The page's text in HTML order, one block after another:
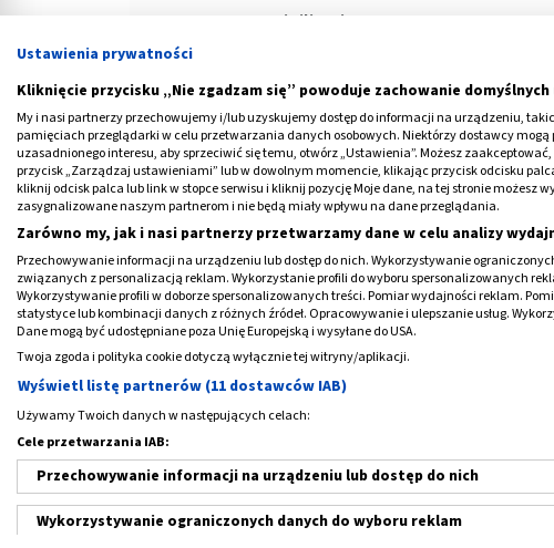
Kompot na Wigilię nie z suszu
Medme poleca
Zielnik Świata Mniszek
lekarski, zioła do
zaparzania w saszetkach,
L`Angelica Świeży Oddech,
pasta do zębów, z papają,
75 ml
‹
Ustawienia prywatności
Kliknięcie przycisku „Nie zgadzam się” powoduje zachowanie
My i nasi partnerzy przechowujemy i/lub uzyskujemy dostęp do informacji na urządzeniu,
pamięciach przeglądarki w celu przetwarzania danych osobowych. Niektórzy dostawcy
uzasadnionego interesu, aby sprzeciwić się temu, otwórz „Ustawienia”. Możesz
przycisk „Zarządzaj ustawieniami” lub w dowolnym momencie, klikając przycisk odcisku
kliknij odcisk palca lub link w stopce serwisu i kliknij pozycję Moje dane, na tej stronie możesz
zasygnalizowane naszym partnerom i nie będą miały wpływu na dane przeglądania.
Zarówno my, jak i nasi partnerzy przetwarzamy dane w celu analizy
Przechowywanie informacji na urządzeniu lub dostęp do nich. Wykorzystywanie
związanych z personalizacją reklam. Wykorzystanie profili do wyboru spersonalizowanych
Wykorzystywanie profili w doborze spersonalizowanych treści. Pomiar wydajności reklam.
statystyce lub kombinacji danych z różnych źródeł. Opracowywanie i ulepszanie usług.
Dane mogą być udostępniane poza Unię Europejską i wysyłane do USA.
Twoja zgoda i polityka cookie dotyczą wyłącznie tej witryny/aplikacji.
Wyświetl listę partnerów (11 dostawców IAB)
Używamy Twoich danych w następujących celach:
Cele przetwarzania IAB:
Przechowywanie informacji na urządzeniu lub dostęp do nich
Wykorzystywanie ograniczonych danych do wyboru reklam